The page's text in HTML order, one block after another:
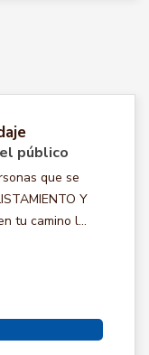
público
que se
Y
tu camino l...